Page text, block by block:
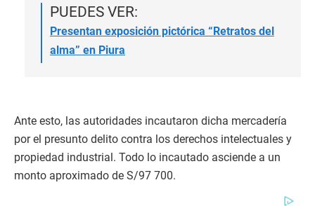
PUEDES VER:
Presentan exposición pictórica “Retratos del
alma” en Piura
Ante esto, las autoridades incautaron dicha mercadería
por el presunto delito contra los derechos intelectuales y
propiedad industrial. Todo lo incautado asciende a un
monto aproximado de S/97 700.